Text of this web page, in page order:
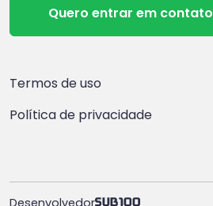
Quero entrar em contato
Termos de uso
Política de privacidade